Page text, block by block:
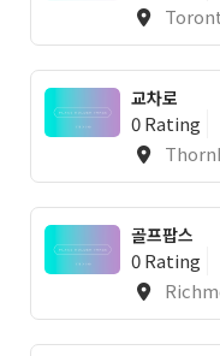
교차로
0 Rating
골프팝스
0 Rating